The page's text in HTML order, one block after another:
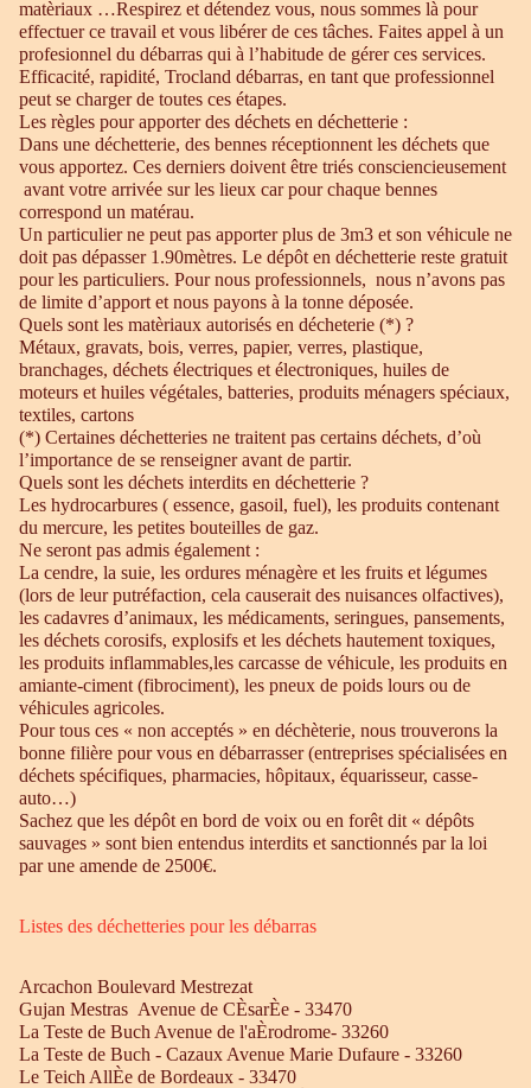
matèriaux …Respirez et détendez vous, nous sommes là pour
effectuer ce travail et vous libérer de ces tâches. Faites appel à un
profesionnel du débarras qui à l’habitude de gérer ces services.
Efficacité, rapidité, Trocland débarras, en tant que professionnel
peut se charger de toutes ces étapes.
Les règles pour apporter des déchets en déchetterie :
Dans une déchetterie, des bennes réceptionnent les déchets que
vous apportez. Ces derniers doivent être triés consciencieusement
avant votre arrivée sur les lieux car pour chaque bennes
correspond un matérau.
Un particulier ne peut pas apporter plus de 3m3 et son véhicule ne
doit pas dépasser 1.90mètres. Le dépôt en déchetterie reste gratuit
pour les particuliers. Pour nous professionnels, nous n’avons pas
de limite d’apport et nous payons à la tonne déposée.
Quels sont les matèriaux autorisés en décheterie (*) ?
Métaux, gravats, bois, verres, papier, verres, plastique,
branchages, déchets électriques et électroniques, huiles de
moteurs et huiles végétales, batteries, produits ménagers spéciaux,
textiles, cartons
(*) Certaines déchetteries ne traitent pas certains déchets, d’où
l’importance de se renseigner avant de partir.
Quels sont les déchets interdits en déchetterie ?
Les hydrocarbures ( essence, gasoil, fuel), les produits contenant
du mercure, les petites bouteilles de gaz.
Ne seront pas admis également :
La cendre, la suie, les ordures ménagère et les fruits et légumes
(lors de leur putréfaction, cela causerait des nuisances olfactives),
les cadavres d’animaux, les médicaments, seringues, pansements,
les déchets corosifs, explosifs et les déchets hautement toxiques,
les produits inflammables,les carcasse de véhicule, les produits en
amiante-ciment (fibrociment), les pneux de poids lours ou de
véhicules agricoles.
Pour tous ces « non acceptés » en déchèterie, nous trouverons la
bonne filière pour vous en débarrasser (entreprises spécialisées en
déchets spécifiques, pharmacies, hôpitaux, équarisseur, casse-
auto…)
Sachez que les dépôt en bord de voix ou en forêt dit « dépôts
sauvages » sont bien entendus interdits et sanctionnés par la loi
par une amende de 2500€.
Listes des déchetteries pour les débarras
Arcachon Boulevard Mestrezat
Gujan Mestras Avenue de CÈsarÈe - 33470
La Teste de Buch Avenue de l'aÈrodrome- 33260
La Teste de Buch - Cazaux Avenue Marie Dufaure - 33260
Le Teich AllÈe de Bordeaux - 33470